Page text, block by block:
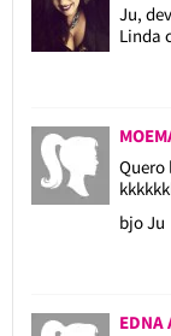
Ju,
Linda
Quero
bjo Ju
EDNA